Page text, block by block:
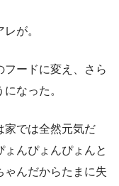
が。
フードに変え、さら
なった。
家では全然元気だ
ょんぴょんぴょんと
ゃんだからたまに失